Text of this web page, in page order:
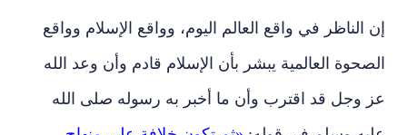
إن الناظر في واقع العالم اليوم، وواقع الإسلام وواقع
الصحوة العالمية يبشر بأن الإسلام قادم وأن وعد الله
عز وجل قد اقترب وأن ما أخبر به رسوله صلى الله